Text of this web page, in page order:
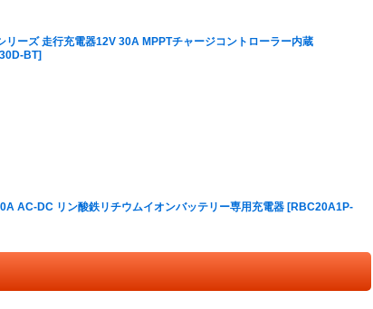
リーズ 走行充電器12V 30A MPPTチャージコントローラー内蔵
BT]
AC-DC リン酸鉄リチウムイオンバッテリー専用充電器 [RBC20A1P-